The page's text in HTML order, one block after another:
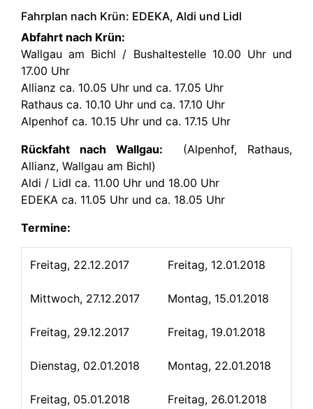
Fahrplan nach Krün: EDEKA, Aldi und Lidl
Abfahrt nach Krün:
Wallgau am Bichl / Bushaltestelle 10.00 Uhr und
17.00 Uhr
Allianz ca. 10.05 Uhr und ca. 17.05 Uhr
Rathaus ca. 10.10 Uhr und ca. 17.10 Uhr
Alpenhof ca. 10.15 Uhr und ca. 17.15 Uhr
Rückfaht nach Wallgau: (Alpenhof, Rathaus,
Allianz, Wallgau am Bichl)
Aldi / Lidl ca. 11.00 Uhr und 18.00 Uhr
EDEKA ca. 11.05 Uhr und ca. 18.05 Uhr
Termine:
Freitag, 22.12.2017 Freitag, 12.01.2018
Mittwoch, 27.12.2017 Montag, 15.01.2018
Freitag, 29.12.2017 Freitag, 19.01.2018
Dienstag, 02.01.2018 Montag, 22.01.2018
Freitag, 05.01.2018 Freitag, 26.01.2018